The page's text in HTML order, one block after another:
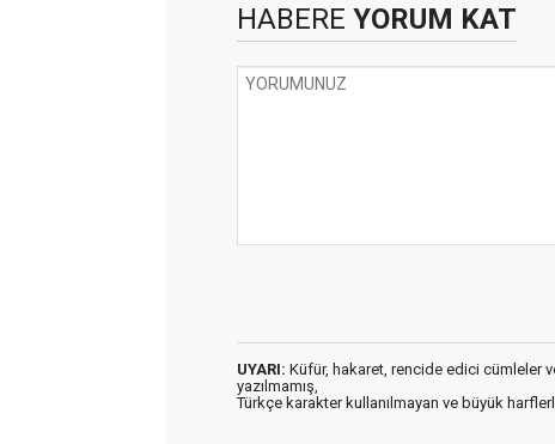
HABERE YORUM KAT
UYARI: Küfür, hakaret, rencide edici cümleler
yazılmamış,
Türkçe karakter kullanılmayan ve büyük